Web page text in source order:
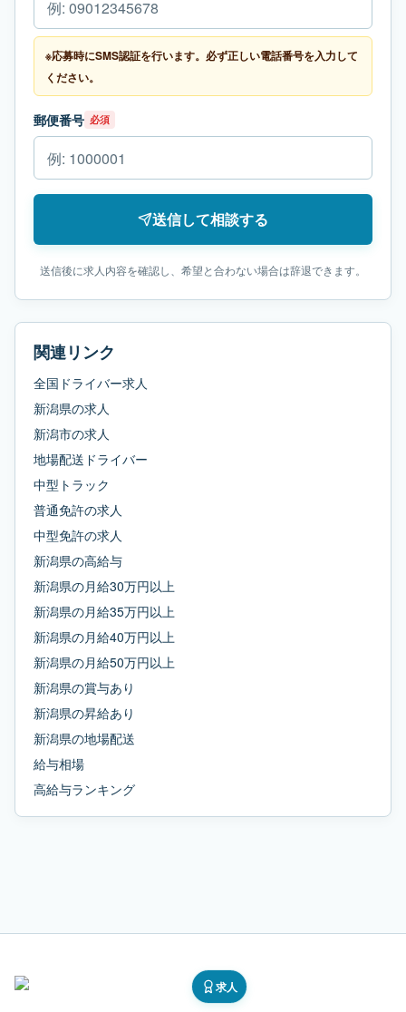
※応募時にSMS認証を行います。必ず正しい電話番号を入力して
ください。
郵便番号 必須
送信して相談する
送信後に求人内容を確認し、希望と合わない場合は辞退できます。
関連リンク
全国ドライバー求人
新潟県の求人
新潟市の求人
地場配送ドライバー
中型トラック
普通免許の求人
中型免許の求人
新潟県の高給与
新潟県の月給30万円以上
新潟県の月給35万円以上
新潟県の月給40万円以上
新潟県の月給50万円以上
新潟県の賞与あり
新潟県の昇給あり
新潟県の地場配送
給与相場
高給与ランキング
求人